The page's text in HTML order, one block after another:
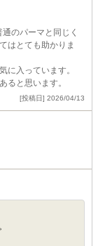
のパーマと同じく
はとても助かりま
に入っています。
ると思います。
[投稿日] 2026/04/13